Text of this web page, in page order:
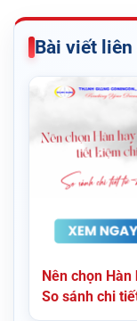
Bài viết liên
Nên chọn
So sánh chi